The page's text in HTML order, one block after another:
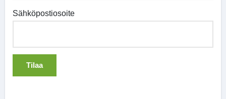
Sähköpostiosoite